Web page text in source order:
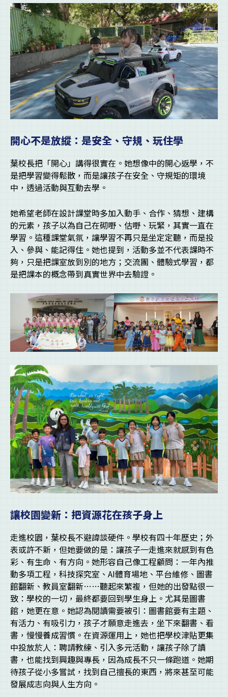
開心不是放縱：是安全、守規、玩住學
葉校長把「開心」講得很實在。她想像中的開心返學，不
是把學習變得鬆散，而是讓孩子在安全、守規矩的環境
中，透過活動與互動去學。
她希望老師在設計課堂時多加入動手、合作、猜想、建構
的元素，孩子以為自己在砌嘢、估嘢、玩緊，其實一直在
學習。這種課堂氣氛，讓學習不再只是坐定定聽，而是投
入、參與、能記得住。她也提到，活動多並不代表課時不
夠，只是把課室放到別的地方；交流團、體驗式學習，都
是把課本的概念帶到真實世界中去驗證。
讓校園變新：把資源花在孩子身上
走進校園，葉校長不避諱談硬件。學校有四十年歷史；外
表或許不新，但她要做的是：讓孩子一走進來就感到有色
彩、有生命、有方向。她形容自己像工程顧問：一年內推
動多項工程，科技探究室、AI體育場地、平台維修、圖書
館翻新、教員室翻新……聽起來繁複，但她的出發點很一
致：學校的一切，最終都要回到學生身上。尤其是圖書
館，她更在意。她認為閱讀需要被引：圖書館要有主題、
有活力、有吸引力，孩子才願意走進去，坐下來翻書、看
書，慢慢養成習慣。在資源運用上，她也把學校津貼更集
中投放於人：聘請教練、引入多元活動，讓孩子除了讀
書，也能找到興趣與專長，因為成長不只一條跑道。她期
待孩子從小多嘗試，找到自己擅長的東西，將來甚至可能
發展成志向與人生方向。